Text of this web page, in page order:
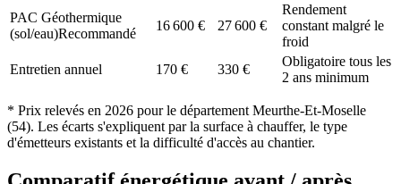
PAC Géothermique
(sol/eau)Recommandé
16 600 € 27 600 €
Rendement
constant malgré le
froid
Entretien annuel
170 € 330 €
Obligatoire tous les
2 ans minimum
* Prix relevés en 2026 pour le département Meurthe-Et-Moselle
(54). Les écarts s'expliquent par la surface à chauffer, le type
d'émetteurs existants et la difficulté d'accès au chantier.